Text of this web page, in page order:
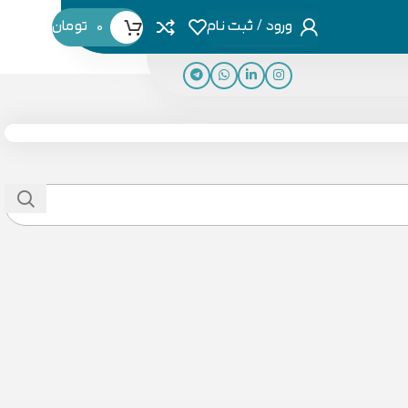
ورود / ثبت نام 0 تومان